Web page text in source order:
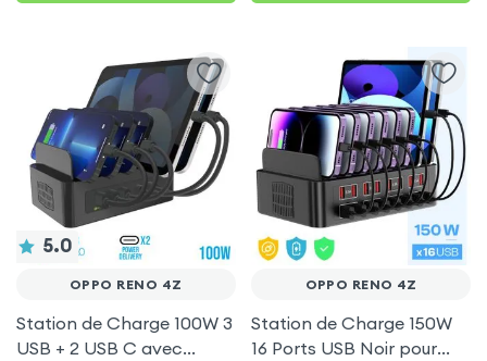
5.0
OPPO RENO 4Z
Station de Charge 100W 3
USB + 2 USB C avec
OPPO RENO 4Z
Station de Charge 150W
16 Ports USB Noir pour